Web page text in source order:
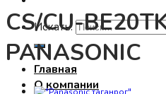
Искать:
Главная
О компании
CS/CU-
PANASONIC